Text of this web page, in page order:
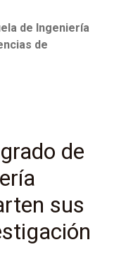
de Ingeniería
de
de
sus